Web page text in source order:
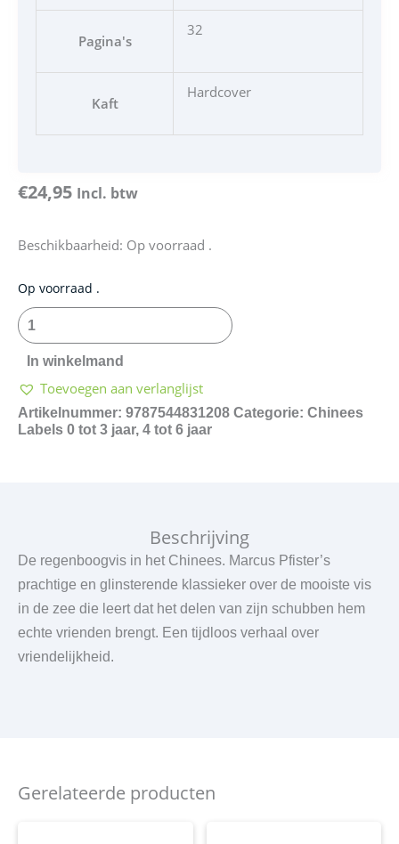
Pagina's
32
Kaft
Hardcover
€24,95 Incl. btw
Beschikbaarheid: Op voorraad .
Op voorraad .
De
regenboogvis
-
我
是
彩
虹
鱼
In winkelmand
Toevoegen aan verlanglijst
Artikelnummer: 9787544831208 Categorie: Chinees
Labels 0 tot 3 jaar, 4 tot 6 jaar
Beschrijving
De regenboogvis in het Chinees. Marcus Pfister’s
prachtige en glinsterende klassieker over de mooiste vis
in de zee die leert dat het delen van zijn schubben hem
echte vrienden brengt. Een tijdloos verhaal over
vriendelijkheid.
Gerelateerde producten